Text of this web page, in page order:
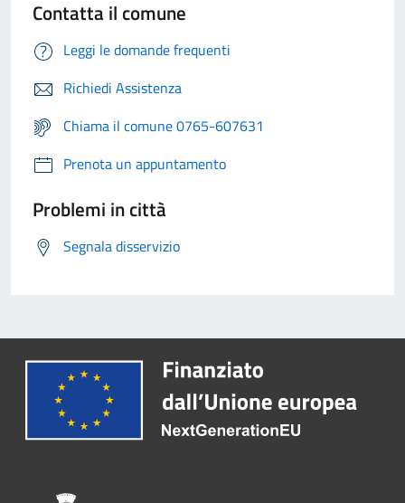
Contatta il comune
Leggi le domande frequenti
Richiedi Assistenza
Chiama il comune 0765-607631
Prenota un appuntamento
Problemi in città
Segnala disservizio